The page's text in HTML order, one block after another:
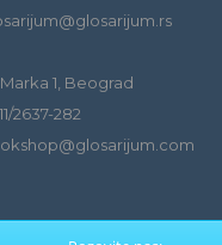
1, Beograd
2637-282